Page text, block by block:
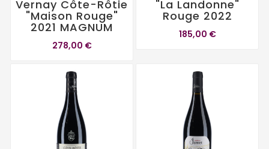
Vernay Côte-Rôtie
"Maison Rouge"
2021 MAGNUM
278,00 €
"La Landonne"
Rouge 2022
185,00 €